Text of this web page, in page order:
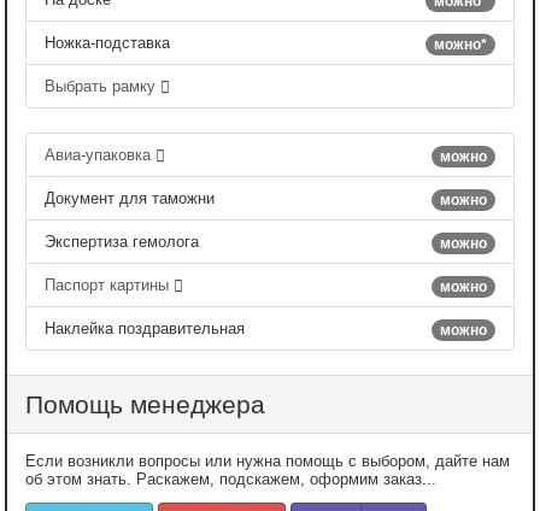
можно*
Ножка-подставка
Выбрать рамку
можно
Авиа-упаковка
можно
Документ для таможни
можно
Экспертиза гемолога
можно
Паспорт картины
можно
Наклейка поздравительная
Помощь менеджера
Если возникли вопросы или нужна помощь с выбором, дайте нам
об этом знать. Раскажем, подскажем, оформим заказ...